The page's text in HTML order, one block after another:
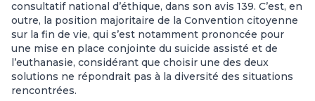
consultatif national d’éthique, dans son avis 139. C’est, en
outre, la position majoritaire de la Convention citoyenne
sur la fin de vie, qui s’est notamment prononcée pour
une mise en place conjointe du suicide assisté et de
l’euthanasie, considérant que choisir une des deux
solutions ne répondrait pas à la diversité des situations
rencontrées.